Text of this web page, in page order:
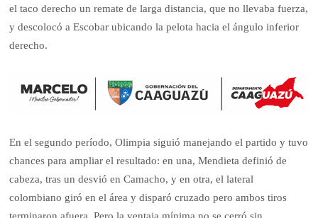
el taco derecho un remate de larga distancia, que no llevaba fuerza,
y descolocó a Escobar ubicando la pelota hacia el ángulo inferior
derecho.
En el segundo período, Olimpia siguió manejando el partido y tuvo
chances para ampliar el resultado: en una, Mendieta definió de
cabeza, tras un desvió en Camacho, y en otra, el lateral
colombiano giró en el área y disparó cruzado pero ambos tiros